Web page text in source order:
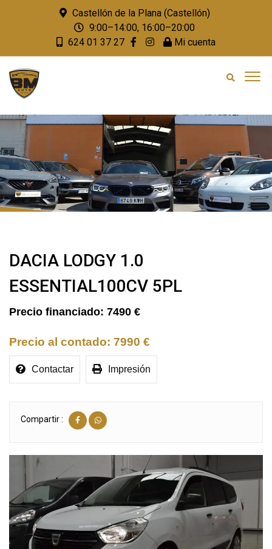
Castellón de la Plana (Castellón)
9:00–14:00, 16:00–20:00
624 01 37 27
Mi cuenta
DACIA LODGY 1.0
ESSENTIAL100CV 5PL
7490 €
7990 €
Contactar Impresión
Compartir :